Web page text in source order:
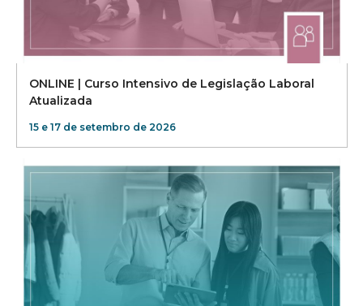
ONLINE | Curso Intensivo de Legislação Laboral
Atualizada
15 e 17 de setembro de 2026